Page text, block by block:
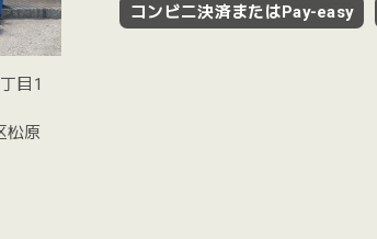
目1
松原
コンビニ決済またはPay-easy